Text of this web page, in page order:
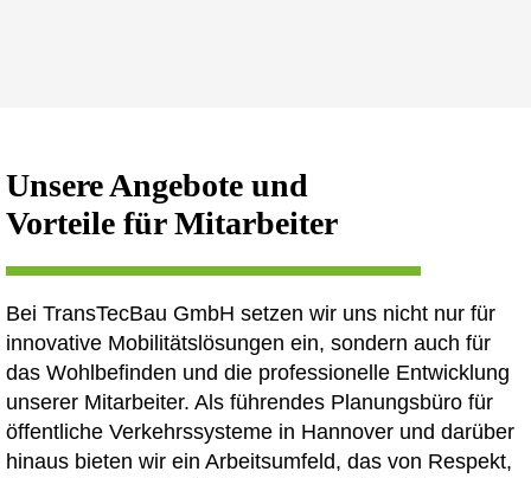
Unsere Angebote und
Vorteile für Mitarbeiter
Bei TransTecBau GmbH setzen wir uns nicht nur für
innovative Mobilitätslösungen ein, sondern auch für
das Wohlbefinden und die professionelle Entwicklung
unserer Mitarbeiter. Als führendes Planungsbüro für
öffentliche Verkehrssysteme in Hannover und darüber
hinaus bieten wir ein Arbeitsumfeld, das von Respekt,